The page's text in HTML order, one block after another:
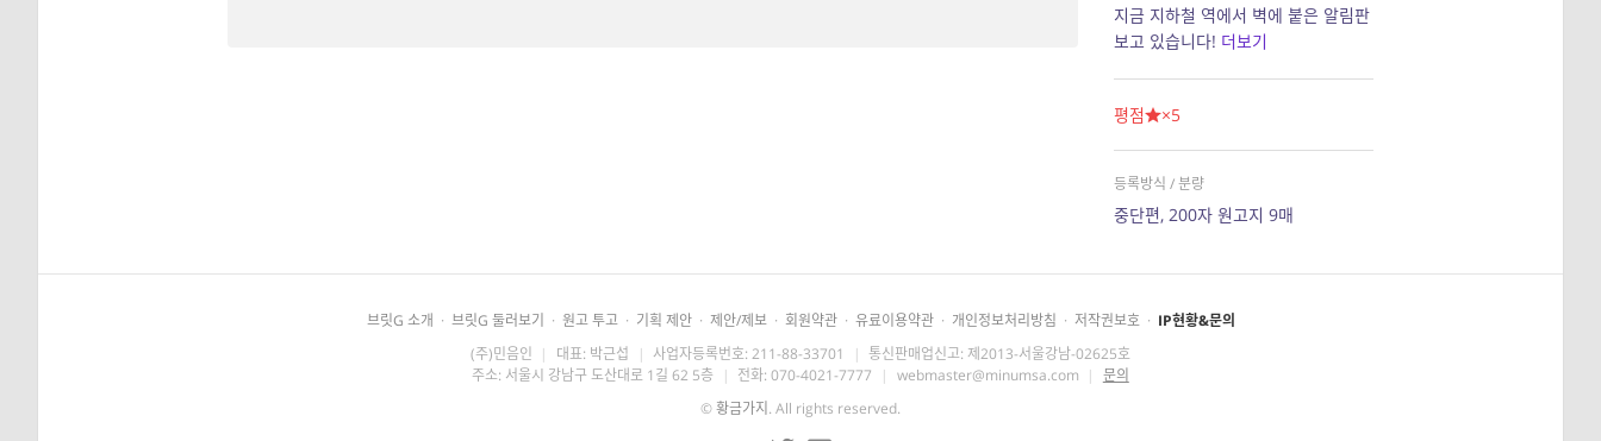
지금 지하철 역에서 벽에 붙은 알림판
보고 있습니다! 더보기
평점 ×5
등록방식 / 분량
중단편, 200자 원고지 9매
브릿G 소개 · 브릿G 둘러보기 · 원고 투고 · 기획 제안 · 제안/제보 · 회원약관 · 유료이용약관 · 개인정보처리방침 · 저작권보호 · IP현황&문의
(주)민음인 | 대표: 박근섭 | 사업자등록번호: 211-88-33701 | 통신판매업신고: 제2013-서울강남-02625호
주소: 서울시 강남구 도산대로 1길 62 5층 | 전화: 070-4021-7777 | webmaster@minumsa.com | 문의
©황금가지 . All rights reserved.